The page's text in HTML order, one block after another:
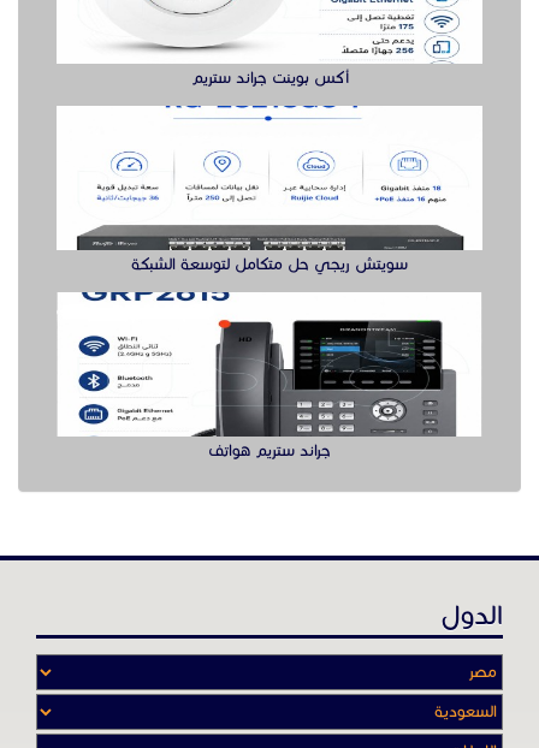
جراند ستريم هواتف
الدول
عن موقع حراج خدمة
أدواتنا ومهاراتنا تميّـزنا للربط بين البائع
والشـاري بشكل مجاني لجميـع السلــع